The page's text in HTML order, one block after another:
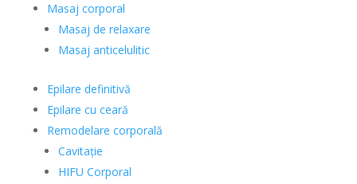
Masaj corporal
Masaj de relaxare
Masaj anticelulitic
Epilare definitivă
Epilare cu ceară
Remodelare corporală
Cavitație
HIFU Corporal